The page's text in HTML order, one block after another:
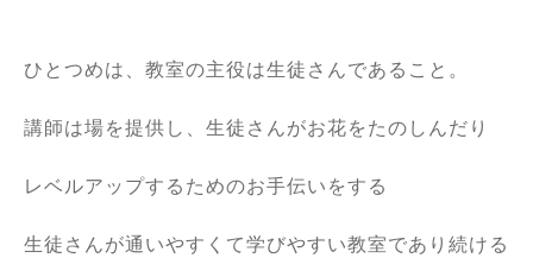
ひとつめは、教室の主役は生徒さんであること。
講師は場を提供し、生徒さんがお花をたのしんだり
レベルアップするためのお手伝いをする
生徒さんが通いやすくて学びやすい教室であり続ける